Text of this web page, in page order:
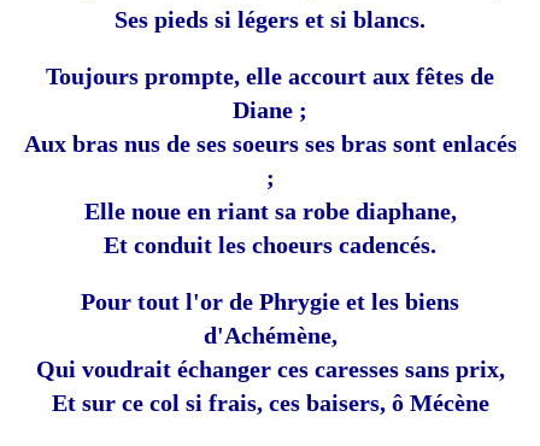
Ses pieds si légers et si blancs.
Toujours prompte, elle accourt aux fêtes de
Diane ;
Aux bras nus de ses soeurs ses bras sont enlacés
;
Elle noue en riant sa robe diaphane,
Et conduit les choeurs cadencés.
Pour tout l'or de Phrygie et les biens
d'Achémène,
Qui voudrait échanger ces caresses sans prix,
Et sur ce col si frais, ces baisers, ô Mécène